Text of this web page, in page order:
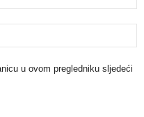
u ovom pregledniku sljedeći